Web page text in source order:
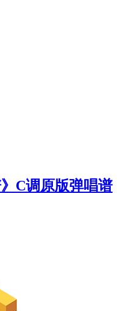
C调原版弹唱谱